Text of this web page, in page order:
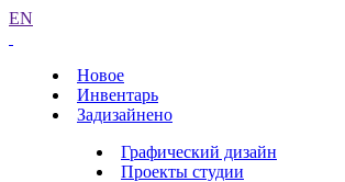
EN
Новое
Инвентарь
Задизайнено
Графический дизайн
Проекты студии